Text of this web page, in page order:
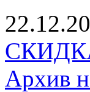
СКИДКА
Архив